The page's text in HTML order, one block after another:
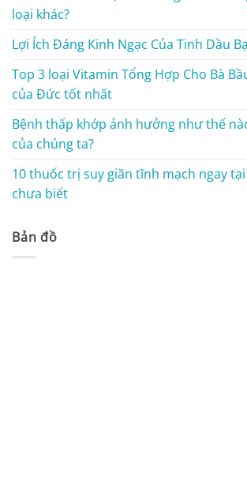
loại khác?
Lợi Ích Đáng Kinh Ngạc Của Tinh Dầu
Top 3 loại Vitamin Tổng Hợp Cho Bà
của Đức tốt nhất
Bệnh thấp khớp ảnh hưởng như thế
của chúng ta?
10 thuốc trị suy giãn tĩnh mạch ngay
chưa biết
Bản đồ